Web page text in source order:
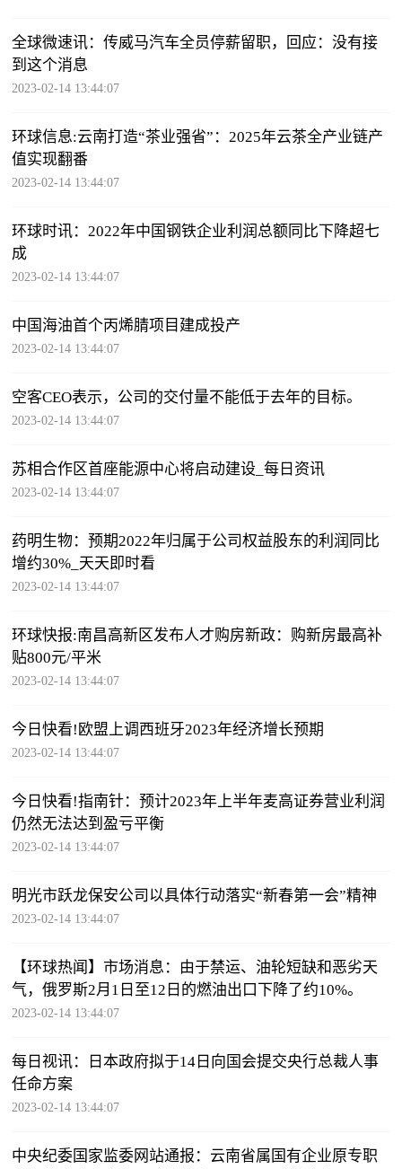
全球微速讯：传威马汽车全员停薪留职，回应：没有接
到这个消息
2023-02-14 13:44:07
环球信息:云南打造“茶业强省”：2025年云茶全产业链产
值实现翻番
2023-02-14 13:44:07
环球时讯：2022年中国钢铁企业利润总额同比下降超七
成
2023-02-14 13:44:07
中国海油首个丙烯腈项目建成投产
2023-02-14 13:44:07
空客CEO表示，公司的交付量不能低于去年的目标。
2023-02-14 13:44:07
苏相合作区首座能源中心将启动建设_每日资讯
2023-02-14 13:44:07
药明生物：预期2022年归属于公司权益股东的利润同比
增约30%_天天即时看
2023-02-14 13:44:07
环球快报:南昌高新区发布人才购房新政：购新房最高补
贴800元/平米
2023-02-14 13:44:07
今日快看!欧盟上调西班牙2023年经济增长预期
2023-02-14 13:44:07
今日快看!指南针：预计2023年上半年麦高证券营业利润
仍然无法达到盈亏平衡
2023-02-14 13:44:07
明光市跃龙保安公司以具体行动落实“新春第一会”精神
2023-02-14 13:44:07
【环球热闻】市场消息：由于禁运、油轮短缺和恶劣天
气，俄罗斯2月1日至12日的燃油出口下降了约10%。
2023-02-14 13:44:07
每日视讯：日本政府拟于14日向国会提交央行总裁人事
任命方案
2023-02-14 13:44:07
中央纪委国家监委网站通报：云南省属国有企业原专职